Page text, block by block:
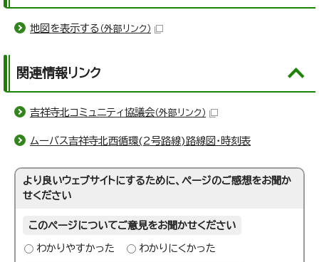
地図を表示する （外部リンク）
関連情報リンク
吉祥寺北コミュニティ協議会（外部リンク）
ムーバス吉祥寺北西循環(2号路線)路線図・時刻表
より良いウェブサイトにするために、ページのご感想をお聞か
せください
このページについてご意見をお聞かせください
わかりやすかった わかりにくかった